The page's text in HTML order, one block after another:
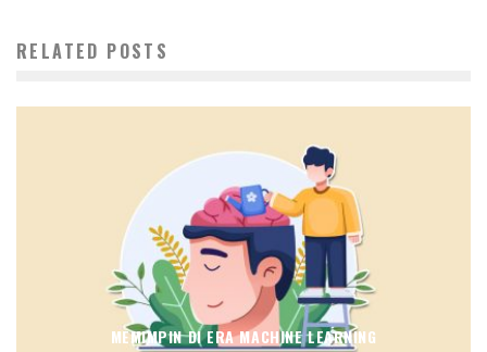
RELATED POSTS
MEMIMPIN DI ERA MACHINE LEARNING